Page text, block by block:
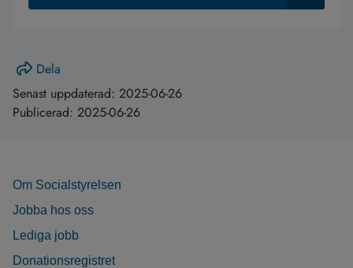
Dela
Senast uppdaterad: 2025-06-26
Publicerad: 2025-06-26
Om Socialstyrelsen
Jobba hos oss
Lediga jobb
Donationsregistret